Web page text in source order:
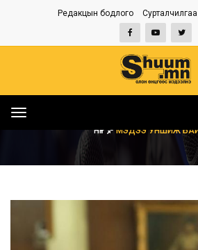
Редакцын бодлого
Toggle
НҮҮР МЭДЭЭ УНШИЖ